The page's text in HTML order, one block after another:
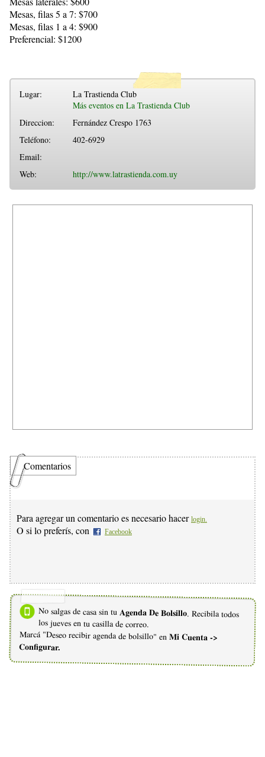
Mesas, filas 5 a 7: $700
Mesas, filas 1 a 4: $900
Preferencial: $1200
Lugar:
La Trastienda Club
Más eventos en La Trastienda Club
Direccion:
Fernández Crespo 1763
Teléfono:
402-6929
Email:
Web:
http://www.latrastienda.com.uy
Comentarios
Para agregar un comentario es necesario hacer login.
O si lo preferís, con Facebook
No salgas de casa sin tu Agenda De Bolsillo. Recibila todos
los jueves en tu casilla de correo.
Marcá "Deseo recibir agenda de bolsillo" en Mi Cuenta ->
Configurar.